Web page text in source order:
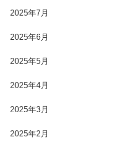
2025年7月
2025年6月
2025年5月
2025年4月
2025年3月
2025年2月